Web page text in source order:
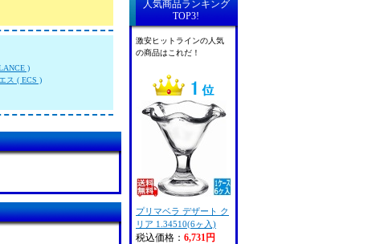
)
ス ( ECS )
人気商品ランキング
TOP3!
激安ヒットラインの人気
の商品はこれだ！
プリマベラ デザート ク
リア 1.34510(6ヶ入)
税込価格： 6,731円